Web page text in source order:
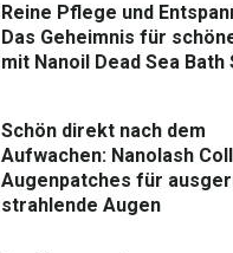
Reine Pflege und
Das Geheimnis für
mit Nanoil Dead Sea Bath
Schön direkt nach dem
Aufwachen: Nanolash
Augenpatches für
strahlende Augen